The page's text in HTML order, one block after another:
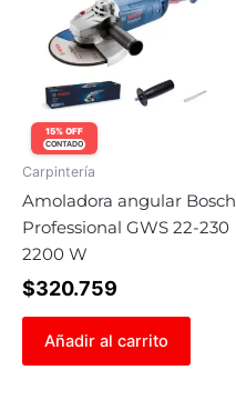
15% OFF
CONTADO
Carpintería
Amoladora angular Bosch
Professional GWS 22-230
2200 W
$320.759
Añadir al carrito